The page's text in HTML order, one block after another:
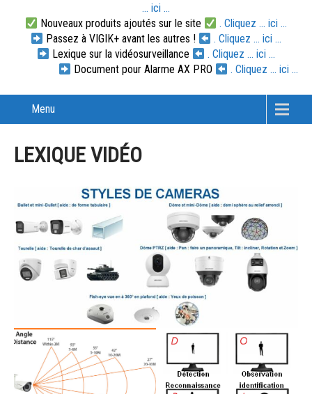
... ici ...
Nouveaux produits ajoutés sur le site
. Cliquez ... ici ...
Passez à VIGIK+ avant les autres !
. Cliquez ... ici ...
Lexique sur la vidéosurveillance
. Cliquez ... ici ...
Document pour Alarme AX PRO
. Cliquez ... ici ...
Menu
LEXIQUE VIDÉO